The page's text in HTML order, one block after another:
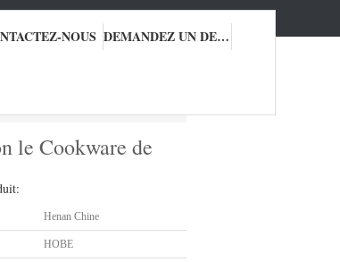
NOUS DEMANDEZ UN DEVIS
le Cookware de
Henan Chine
HOBE